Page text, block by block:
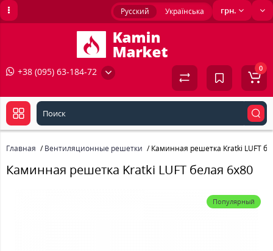
грн.
Русский Українська
+38 (095) 63-184-72 0
Главная Вентиляционные решетки Каминная решетка Kratki LUFT
Каминная решетка Kratki LUFT белая 6x80
Популярный